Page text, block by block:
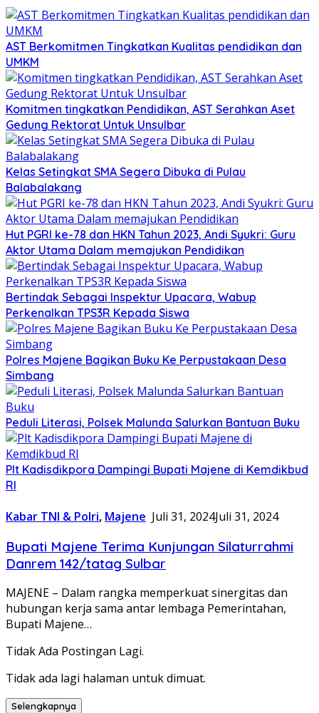
AST Berkomitmen Tingkatkan Kualitas pendidikan dan
UMKM
Komitmen tingkatkan Pendidikan, AST Serahkan Aset
Gedung Rektorat Untuk Unsulbar
Kelas Setingkat SMA Segera Dibuka di Pulau
Balabalakang
Hut PGRI ke-78 dan HKN Tahun 2023, Andi Syukri: Guru
Aktor Utama Dalam memajukan Pendidikan
Bertindak Sebagai Inspektur Upacara, Wabup
Perkenalkan TPS3R Kepada Siswa
Polres Majene Bagikan Buku Ke Perpustakaan Desa
Simbang
Peduli Literasi, Polsek Malunda Salurkan Bantuan Buku
Plt Kadisdikpora Dampingi Bupati Majene di Kemdikbud
RI
Kabar TNI & Polri, Majene Juli 31, 2024Juli 31, 2024
Bupati Majene Terima Kunjungan Silaturrahmi
Danrem 142/tatag Sulbar
MAJENE – Dalam rangka memperkuat sinergitas dan
hubungan kerja sama antar lembaga Pemerintahan,
Bupati Majene…
Tidak Ada Postingan Lagi.
Tidak ada lagi halaman untuk dimuat.
Selengkapnya